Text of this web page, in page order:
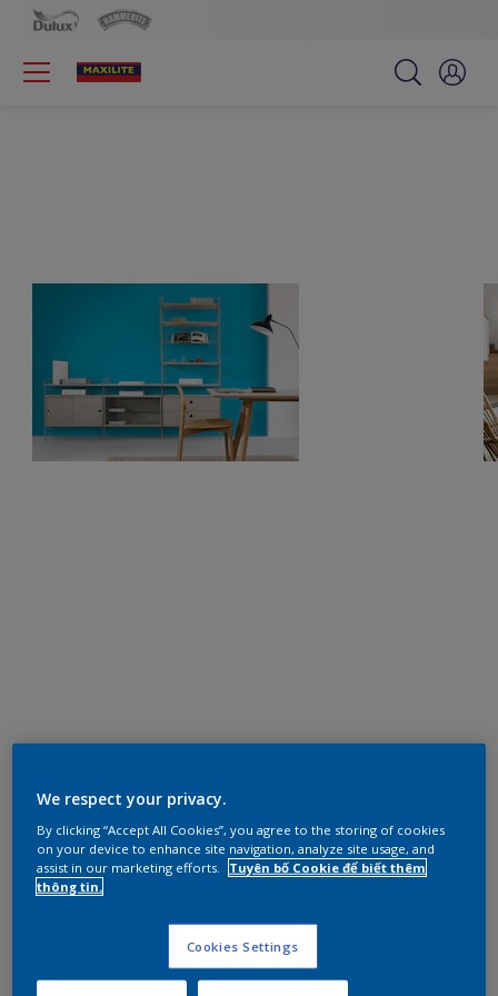
We respect your privacy.
By clicking “Accept All Cookies”, you agree to the storing of cookies
on your device to enhance site navigation, analyze site usage, and
assist in our marketing efforts.
Tuyên bố Cookie để biết thêm
thông tin.
Cookies Settings